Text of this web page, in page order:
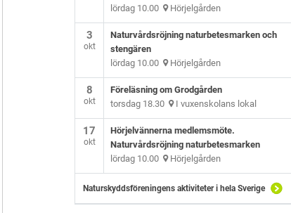
lördag 10.00 Hörjelgården
3
okt
Naturvårdsröjning naturbetesmarken och
stengären
lördag 10.00 Hörjelgården
8
okt
Föreläsning om Grodgården
torsdag 18.30 I vuxenskolans lokal
17
okt
Hörjelvännerna medlemsmöte.
Naturvårdsröjning naturbetesmarken
lördag 10.00 Hörjelgården
Naturskyddsföreningens aktiviteter i hela Sverige